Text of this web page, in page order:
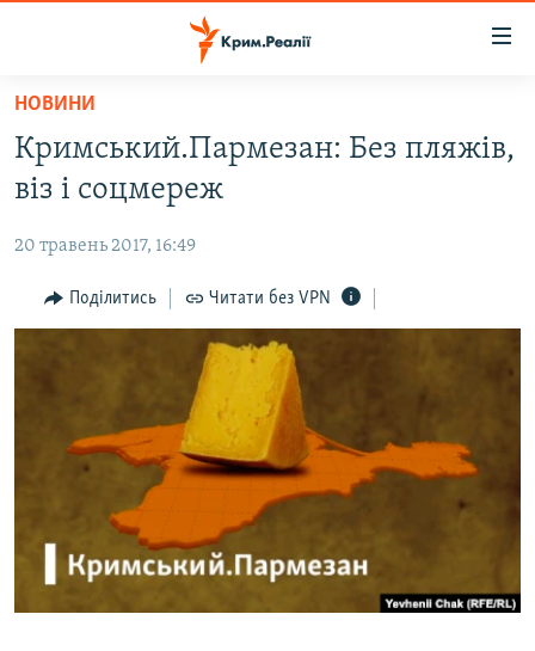
Перейти
основного
матеріалу
до
навігації
Перейти
ВОДА.КРИМ
ПОЛІТИКА
БЛОГИ
ВСЕ ЗА ДЕНЬ
СПЕЦПРОЕКТИ
ДЕПОРТАЦІЯ
ВІДЕОУРОКИ «ELIFBE»
ЯК ОБІЙТИ БЛОКУВАННЯ
Русский
Qırımtatar
НОВИНИ
Кримський.Пармезан: Без пляжів,
віз і соцмереж
20 травень 2017, 16:49
Поділитись Читати без VPN